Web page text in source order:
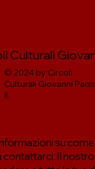
Culturali
© 2024 by Circoli
Culturali Giovanni
II.
su
contattarci. Il